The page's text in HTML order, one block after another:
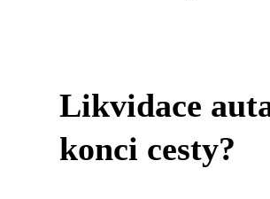
Likvidace
konci cesty?